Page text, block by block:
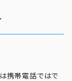
携帯電話ではで